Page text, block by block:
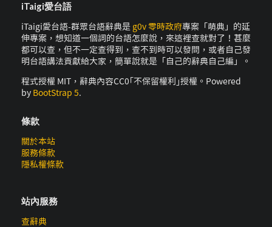
iTaigi愛台語
iTaigi愛台語-群眾台語辭典是 g0v 零時政府專案「萌典」的延
伸專案，想知道一個詞的台語怎麼說，來這裡查就對了！甚麼
都可以查，但不一定查得到，查不到時可以發問，或者自己發
明台語講法貢獻給大家，簡單說就是「自己的辭典自己編」。
程式授權 MIT，辭典內容CC0｢不保留權利｣授權。Powered
by BootStrap 5.
條款
關於本站
服務條款
隱私權條款
站內服務
查辭典